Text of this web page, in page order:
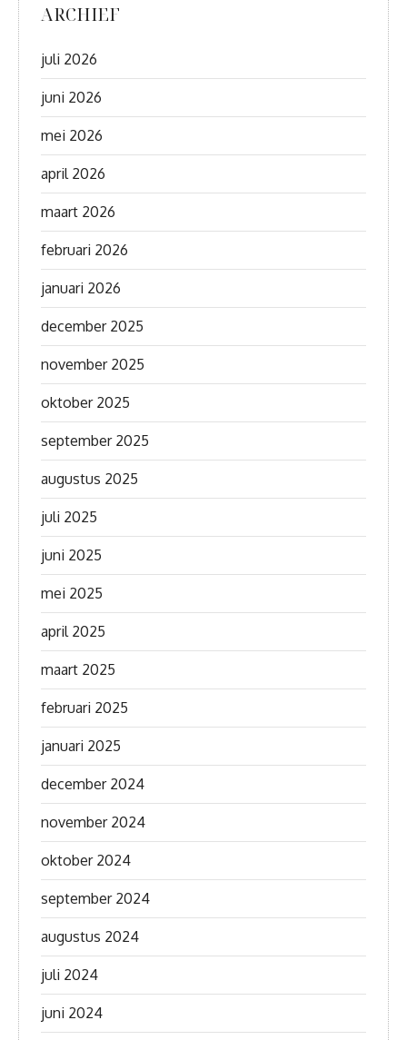
ARCHIEF
juli 2026
juni 2026
mei 2026
april 2026
maart 2026
februari 2026
januari 2026
december 2025
november 2025
oktober 2025
september 2025
augustus 2025
juli 2025
juni 2025
mei 2025
april 2025
maart 2025
februari 2025
januari 2025
december 2024
november 2024
oktober 2024
september 2024
augustus 2024
juli 2024
juni 2024